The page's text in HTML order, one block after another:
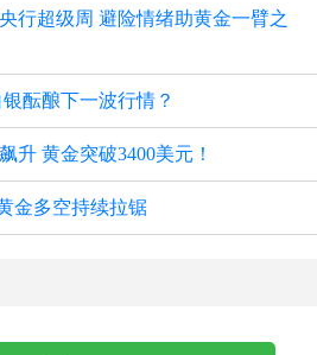
行超级周 避险情绪助黄金一臂之
酝酿下一波行情？
升 黄金突破3400美元！
金多空持续拉锯